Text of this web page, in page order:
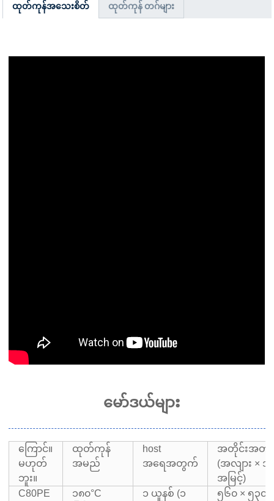
ထုတ်ကုန်အသေးစိတ် ထုတ်ကုန် တဂ်များ
မော်ဒယ်များ
ကြောင်။
မဟုတ်
ဘူး။
ထုတ်ကုန်
အမည်
host
အရေအတွက်
အတိုင်းအတာ
(အလျား × အ
အမြင့်)
C80PE
၁၈၀°C
၁ ယူနစ် (၁
၅၆၀ × ၅၃၀